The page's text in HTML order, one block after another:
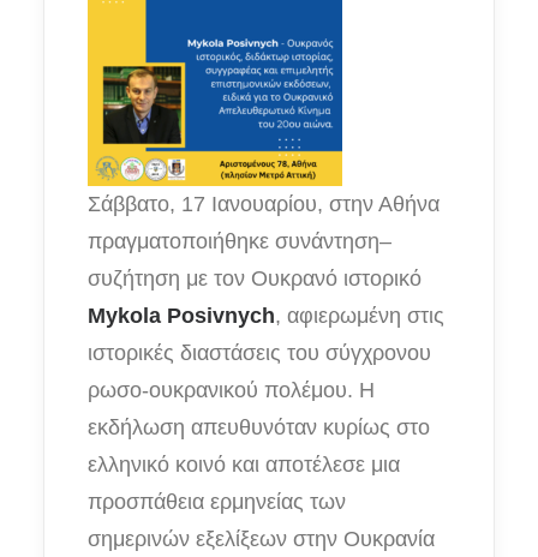
Σάββατο, 17 Ιανουαρίου, στην Αθήνα
πραγματοποιήθηκε συνάντηση–
συζήτηση με τον Ουκρανό ιστορικό
Mykola Posivnych, αφιερωμένη στις
ιστορικές διαστάσεις του σύγχρονου
ρωσο-ουκρανικού πολέμου. Η
εκδήλωση απευθυνόταν κυρίως στο
ελληνικό κοινό και αποτέλεσε μια
προσπάθεια ερμηνείας των
σημερινών εξελίξεων στην Ουκρανία